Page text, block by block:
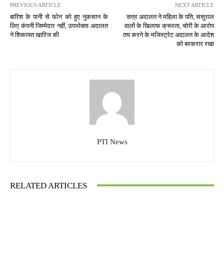
PREVIOUS ARTICLE
बारिश के पानी से फोन को हुए नुकसान के
लिए कंपनी जिम्मेदार नहीं, उपभोक्ता अदालत
ने शिकायत खारिज की
NEXT ARTICLE
सत्र अदालत ने महिला के पति, ससुराल
वालों के खिलाफ क्रूरता, चोरी के आरोप
तय करने के मजिस्ट्रेट अदालत के आदेश
को बरकरार रखा
PTI News
RELATED ARTICLES